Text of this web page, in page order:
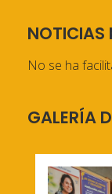
NOTICIAS
No se ha
GALERÍA